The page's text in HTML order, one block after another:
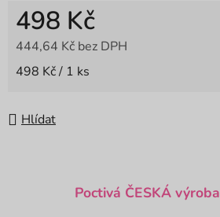
498 Kč
444,64 Kč bez DPH
Měrná cena:
498 Kč / 1 ks
Hlídat
Poctivá ČESKÁ výroba